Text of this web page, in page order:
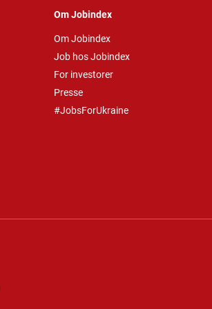
Om Jobindex
Om Jobindex
Job hos Jobindex
For investorer
Presse
#JobsForUkraine